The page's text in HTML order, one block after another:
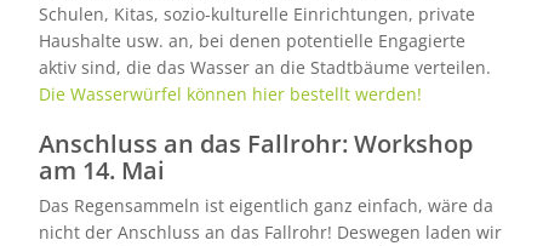
Schulen, Kitas, sozio-kulturelle Einrichtungen, private
Haushalte usw. an, bei denen potentielle Engagierte
aktiv sind, die das Wasser an die Stadtbäume verteilen.
Die Wasserwürfel können hier bestellt werden!
Anschluss an das Fallrohr: Workshop
am 14. Mai
Das Regensammeln ist eigentlich ganz einfach, wäre da
nicht der Anschluss an das Fallrohr! Deswegen laden wir